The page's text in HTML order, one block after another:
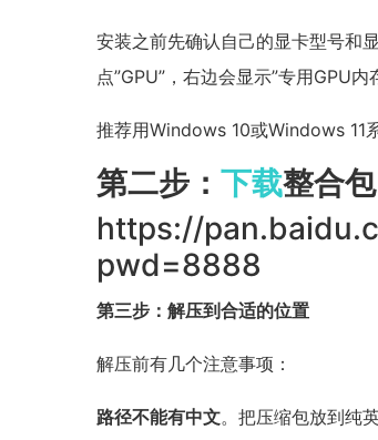
安装之前先确认自己的显卡型号和
点”GPU”，右边会显示”专用GPU内
推荐用Windows 10或Windows 11
第二步： 下载整合包
https://
pwd=8888
第三步：解压到合适的位置
解压前有几个注意事项：
路径不能有中文。把压缩包放到纯